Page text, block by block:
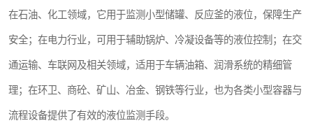
在石油、化工领域，它用于监测小型储罐、反应釜的液位，保障生产
安全；在电力行业，可用于辅助锅炉、冷凝设备等的液位控制；在交
通运输、车联网及相关领域，适用于车辆油箱、润滑系统的精细管
理；在环卫、商砼、矿山、冶金、钢铁等行业，也为各类小型容器与
流程设备提供了有效的液位监测手段。